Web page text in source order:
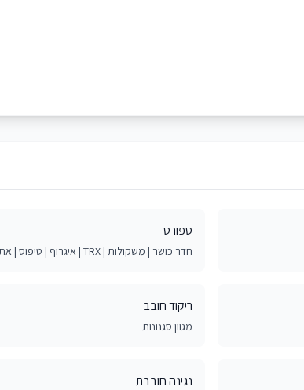
ספורט
חדר כושר | משקולות | TRX | איגרוף | טיפוס | אתגרי
ריקוד חובב
מגוון סגנונות
נגינה חובבת